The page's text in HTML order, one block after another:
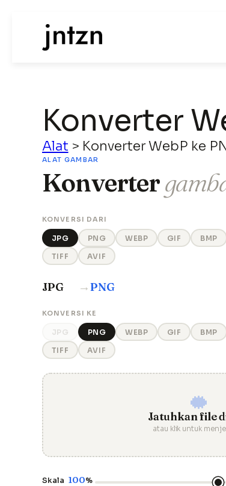
Konverter
Alat > Konverter WebP ke
ALAT GAMBAR
Konverter
KONVERSI DARI
JPG PNG WEBP GIF BMP
TIFF
AVIF
JPG →PNG
KONVERSI KE
JPG PNG WEBP GIF BMP
TIFF
AVIF
Jatuhkan file
atau klik untuk
Skala 100%